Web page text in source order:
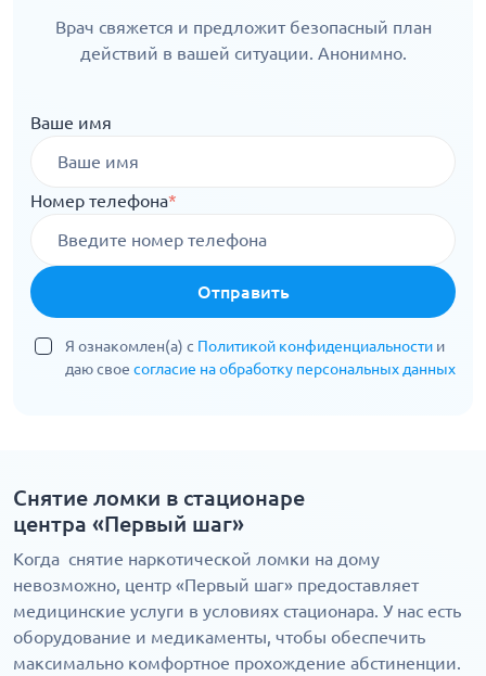
Врач свяжется и предложит безопасный план
действий в вашей ситуации. Анонимно.
Ваше имя
Номер телефона*
Отправить
Я ознакомлен(а) с Политикой конфиденциальности и
даю свое согласие на обработку персональных данных
Снятие ломки в стационаре
центра «Первый шаг»
Когда снятие наркотической ломки на дому
невозможно, центр «Первый шаг» предоставляет
медицинские услуги в условиях стационара. У нас есть
оборудование и медикаменты, чтобы обеспечить
максимально комфортное прохождение абстиненции.